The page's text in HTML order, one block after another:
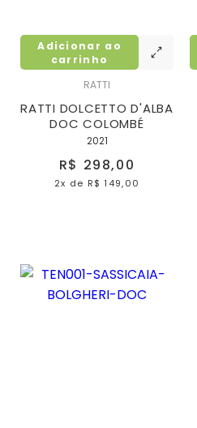
RATTI
RATTI DOLCETTO D'ALBA
DOC COLOMBÉ
2021
R$ 298,00
2x de R$ 149,00
Adicionar ao
carrinho